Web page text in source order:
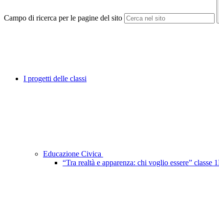
Campo di ricerca per le pagine del sito
I progetti delle classi
Educazione Civica
“Tra realtà e apparenza: chi voglio essere” classe